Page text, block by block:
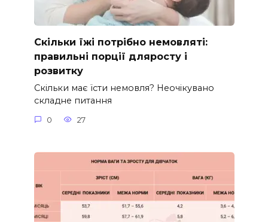
Скільки їжі потрібно немовляті:
правильні порції дляросту і
розвитку
Скільки має їсти немовля? Неочікувано
складне питання
0 27